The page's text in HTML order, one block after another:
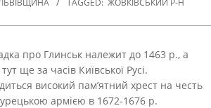
TAGGED: ЖОВКІВСЬКИЙ Р-Н
про Глинськ належит до 1463 р., а
ще за часів Київської Русі.
високий пам’ятний хрест на честь
армією в 1672-1676 р.